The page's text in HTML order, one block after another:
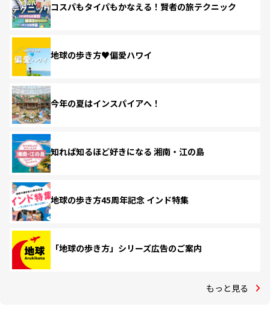
コスパもタイパもかなえる！賢者の旅テクニック
地球の歩き方♥偏愛ハワイ
今年の夏はインスパイアへ！
知れば知るほど好きになる 湘南・江の島
地球の歩き方45周年記念 インド特集
「地球の歩き方」シリーズ広告のご案内
もっと見る